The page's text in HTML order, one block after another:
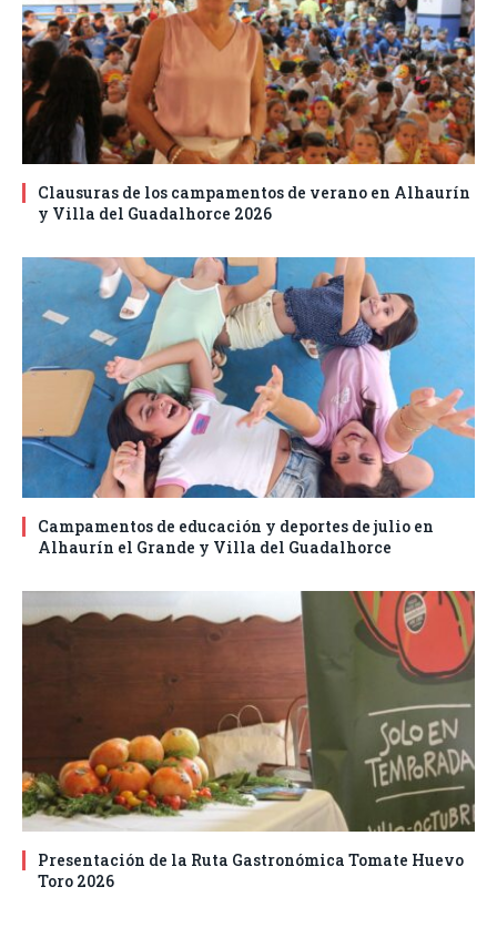
Clausuras de los campamentos de verano en Alhaurín
y Villa del Guadalhorce 2026
Campamentos de educación y deportes de julio en
Alhaurín el Grande y Villa del Guadalhorce
Presentación de la Ruta Gastronómica Tomate Huevo
Toro 2026